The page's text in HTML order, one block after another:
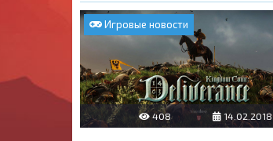
Игровые новости
408 14.02.2018